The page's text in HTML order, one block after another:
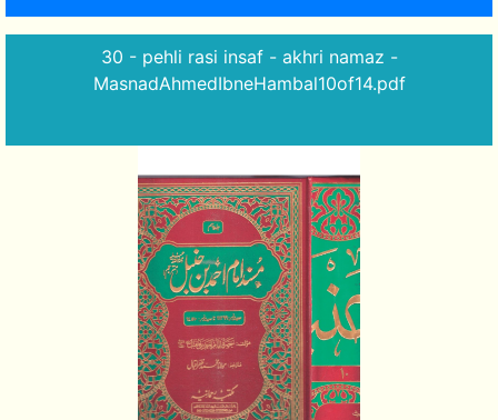
30 - pehli rasi insaf - akhri namaz -
MasnadAhmedIbneHambal10of14.pdf